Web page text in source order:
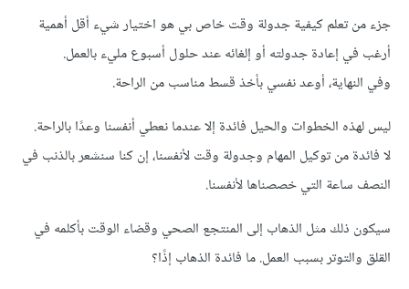
جزء من تعلم كيفية جدولة وقت خاص بي هو اختيار شيء أقل أهمية
أرغب في إعادة جدولته أو إلغائه عند حلول أسبوع مليء بالعمل.
وفي النهاية، أوعد نفسي بأخذ قسط مناسب من الراحة.
ليس لهذه الخطوات والحيل فائدة إلا عندما نعطي أنفسنا وعدًا بالراحة.
لا فائدة من توكيل المهام وجدولة وقت لأنفسنا، إن كنا سنشعر بالذنب في
النصف ساعة التي خصصناها لأنفسنا.
سيكون ذلك مثل الذهاب إلى المنتجع الصحي وقضاء الوقت بأكلمه في
القلق والتوتر بسبب العمل. ما فائدة الذهاب إذًا؟